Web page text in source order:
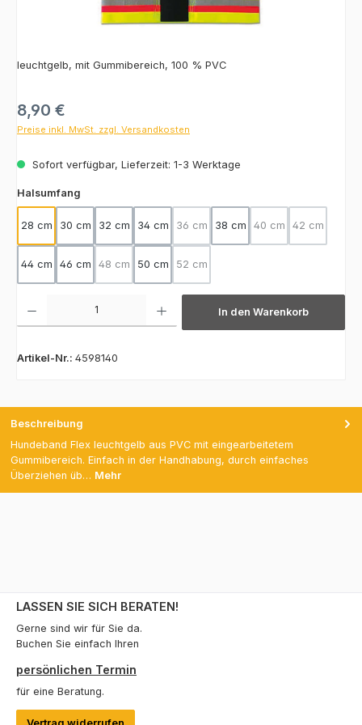
leuchtgelb, mit Gummibereich, 100 % PVC
Regulärer Preis:
8,90 €
Preise inkl. MwSt. zzgl. Versandkosten
Sofort verfügbar, Lieferzeit: 1-3 Werktage
Halsumfang
28 cm 30 cm 32 cm 34 cm 36 cm
(Diese Option ist zurzeit nicht
38 cm 40 cm
(Diese Option ist
42 cm
(Diese
44 cm 46 cm 48 cm
(Diese Option ist zurzeit nicht verfügbar.)
50 cm 52 cm
(Diese Option ist zurzeit nicht
In den Warenkorb
Artikel-Nr.: 4598140
Beschreibung
Hundeband Flex leuchtgelb aus PVC mit eingearbeitetem
Gummibereich. Einfach in der Handhabung, durch einfaches
Überziehen üb… Mehr
LASSEN SIE SICH BERATEN!
Gerne sind wir für Sie da.
Buchen Sie einfach Ihren
persönlichen Termin
für eine Beratung.